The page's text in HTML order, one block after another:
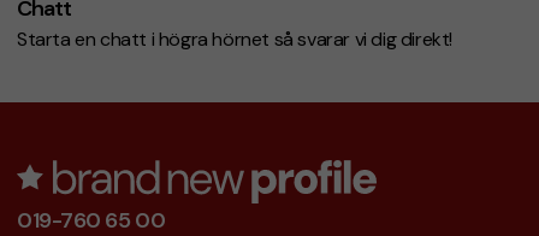
Chatt
Starta en chatt i högra hörnet så svarar vi dig direkt!
019-760 65 00